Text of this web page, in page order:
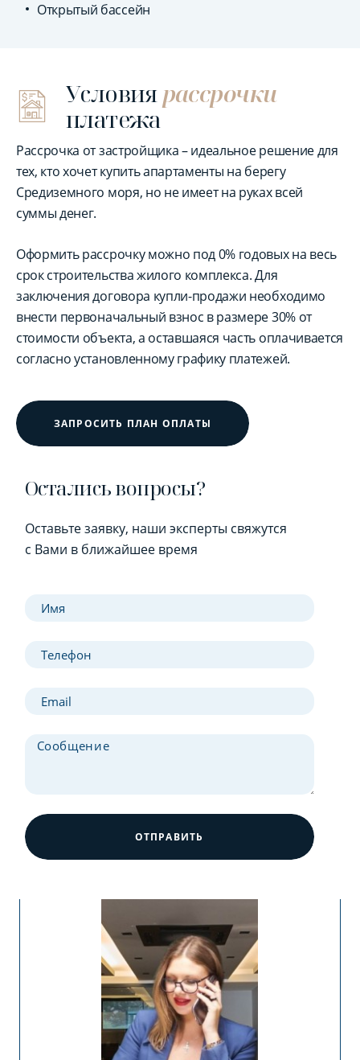
Открытый бассейн
Условиярассрочки
платежа
Рассрочка от застройщика – идеальное решение для
тех, кто хочет купить апартаменты на берегу
Средиземного моря, но не имеет на руках всей
суммы денег.
Оформить рассрочку можно под 0% годовых на весь
срок строительства жилого комплекса. Для
заключения договора купли-продажи необходимо
внести первоначальный взнос в размере 30% от
стоимости объекта, а оставшаяся часть оплачивается
согласно установленному графику платежей.
ЗАПРОСИТЬ ПЛАН ОПЛАТЫ
Остались вопросы?
Оставьте заявку, наши эксперты свяжутся
с Вами в ближайшее время
ОТПРАВИТЬ